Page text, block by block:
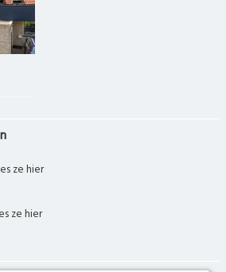
ze hier
ze hier